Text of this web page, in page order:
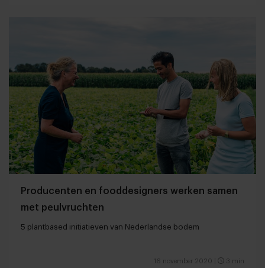
Producenten en fooddesigners werken samen
met peulvruchten
5 plantbased initiatieven van Nederlandse bodem
16 november 2020 3 min